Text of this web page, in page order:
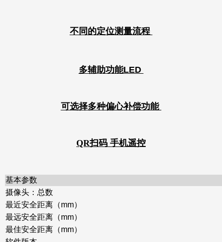
不同的定位测量流程
多辅助功能LED
可选择多种偏心补偿功能
QR扫码 手机遥控
基本参数
摄像头：总数
最近安全距离（mm）
最远安全距离（mm）
最佳安全距离（mm）